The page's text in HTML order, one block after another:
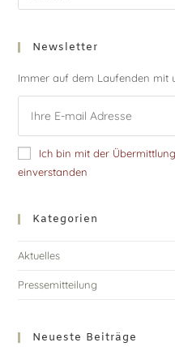
Newsletter
Immer auf dem Laufenden mit
Ich bin mit der
einverstanden
Kategorien
Aktuelles
Pressemitteilung
Neueste Beiträge